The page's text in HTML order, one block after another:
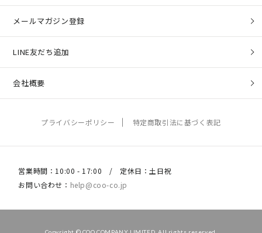
メールマガジン登録
LINE友だち追加
会社概要
プライバシーポリシー 特定商取引法に基づく表記
営業時間：10:00 - 17:00 / 定休日：土日祝
お問い合わせ： help@coo-co.jp